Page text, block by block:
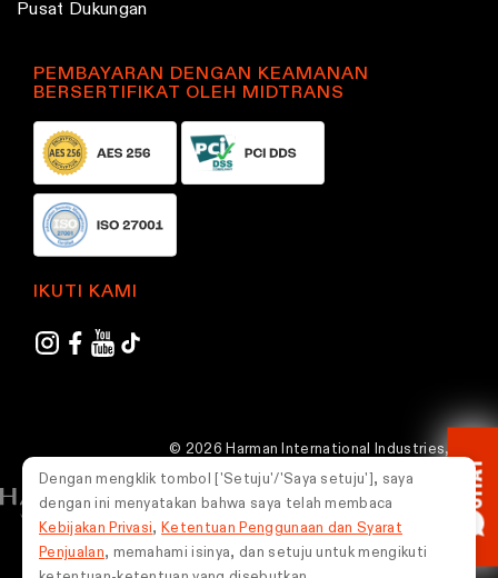
Pusat Dukungan
PEMBAYARAN DENGAN KEAMANAN
BERSERTIFIKAT OLEH MIDTRANS
IKUTI KAMI
© 2026 Harman International Industries,
Incorporated. Semua hak dilindungi undang-
undang.
Indonesia
Dengan mengklik tombol ['Setuju'/'Saya setuju'], saya
dengan ini menyatakan bahwa saya telah membaca
Kebijakan Privasi, Ketentuan Penggunaan dan Syarat
Penjualan, memahami isinya, dan setuju untuk mengikuti
CHAT